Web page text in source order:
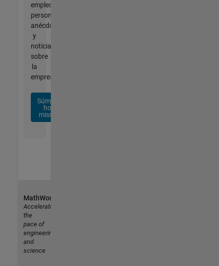
empleo
personalizadas,
anécdotas
y
noticias
sobre
la
empresa.
Súmese
hoy
mismo
MathWorks
Accelerating
the
pace of
engineering
and
science